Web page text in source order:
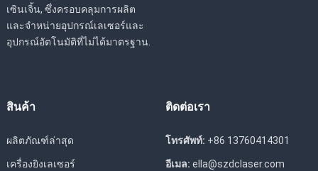
เซินเจิ้น, ซึ่งครอบคลุมการผลิต
และจำหน่ายอุปกรณ์เลเซอร์และ
อุปกรณ์อัตโนมัติที่ไม่ได้มาตรฐาน.
สินค้า
ผลิตภัณฑ์ล่าสุด
เครื่องยิงเลเซอร์
ติดต่อเรา
โทรศัพท์: +86 13760414301
อีเมล: ella@szdclaser.com